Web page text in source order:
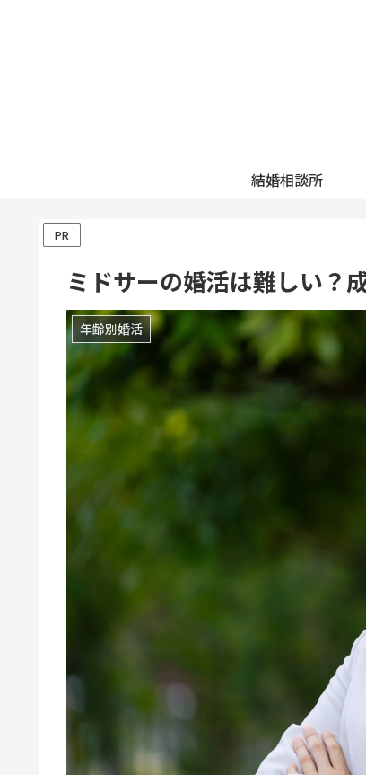
結婚相談所
PR
ミドサーの婚活は難しい？
年齢別婚活